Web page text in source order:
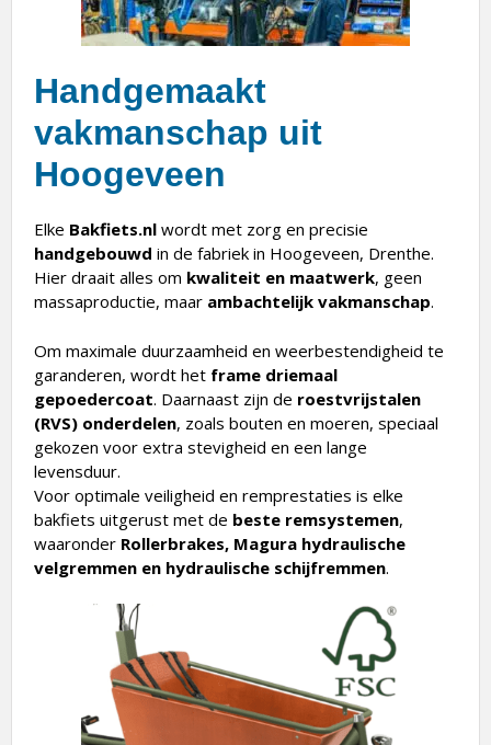
Handgemaakt
vakmanschap uit
Hoogeveen
handgebouwdin de fabriek in Hoogeveen, Drenthe.
Hier draait alles omkwaliteit en maatwerk, geen
massaproductie, maarambachtelijk vakmanschap
garanderen, wordt hetframe driemaal
gepoedercoat. Daarnaast zijn deroestvrijstalen
(RVS) onderdelen, zoals bouten en moeren, speciaal
gekozen voor extra stevigheid en een lange
levensduur.
Voor optimale veiligheid en remprestaties is elke
bakfiets uitgerust met debeste remsystemen,
waaronderRollerbrakes, Magura hydraulische
velgremmen en hydraulische schijfremmen.